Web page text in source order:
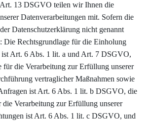
13 DSGVO teilen wir Ihnen die
Datenverarbeitungen mit. Sofern die
Datenschutzerklärung nicht genannt
Die Rechtsgrundlage für die Einholung
Art. 6 Abs. 1 lit. a und Art. 7 DSGVO,
für die Verarbeitung zur Erfüllung unserer
vertraglicher Maßnahmen sowie
ist Art. 6 Abs. 1 lit. b DSGVO, die
die Verarbeitung zur Erfüllung unserer
ist Art. 6 Abs. 1 lit. c DSGVO, und